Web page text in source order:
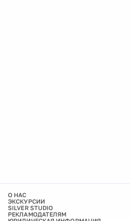
О НАС
ЭКСКУРСИИ
SILVER STUDIO
РЕКЛАМОДАТЕЛЯМ